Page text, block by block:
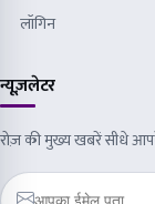
लॉगिन
न्यूज़लेटर
रोज़ की मुख्य खबरें सीधे